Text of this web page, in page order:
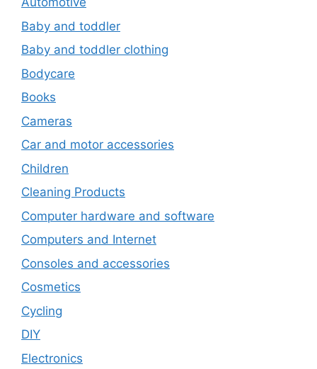
Baby and toddler
Baby and toddler clothing
Bodycare
Books
Cameras
Car and motor accessories
Children
Cleaning Products
Computer hardware and software
Computers and Internet
Consoles and accessories
Cosmetics
Cycling
DIY
Electronics